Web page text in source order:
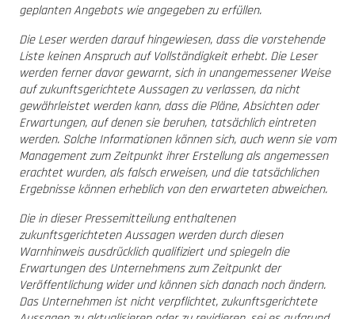
geplanten Angebots wie angegeben zu erfüllen.
Die Leser werden darauf hingewiesen, dass die vorstehende
Liste keinen Anspruch auf Vollständigkeit erhebt. Die Leser
werden ferner davor gewarnt, sich in unangemessener Weise
auf zukunftsgerichtete Aussagen zu verlassen, da nicht
gewährleistet werden kann, dass die Pläne, Absichten oder
Erwartungen, auf denen sie beruhen, tatsächlich eintreten
werden. Solche Informationen können sich, auch wenn sie vom
Management zum Zeitpunkt ihrer Erstellung als angemessen
erachtet wurden, als falsch erweisen, und die tatsächlichen
Ergebnisse können erheblich von den erwarteten abweichen.
Die in dieser Pressemitteilung enthaltenen
zukunftsgerichteten Aussagen werden durch diesen
Warnhinweis ausdrücklich qualifiziert und spiegeln die
Erwartungen des Unternehmens zum Zeitpunkt der
Veröffentlichung wider und können sich danach noch ändern.
Das Unternehmen ist nicht verpflichtet, zukunftsgerichtete